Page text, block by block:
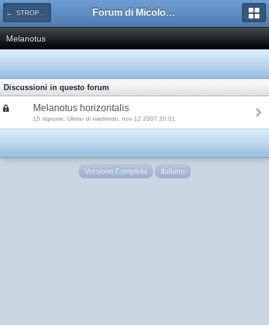
← STROPHARIACEAE Forum di Micologia AMB Gruppo di Muggia e del Carso
Melanotus
Discussioni in questo forum
Melanotus horizontalis
15 risposte: Ultimo di marinetto, nov 12 2007 20:01
Versione Completa Italiano